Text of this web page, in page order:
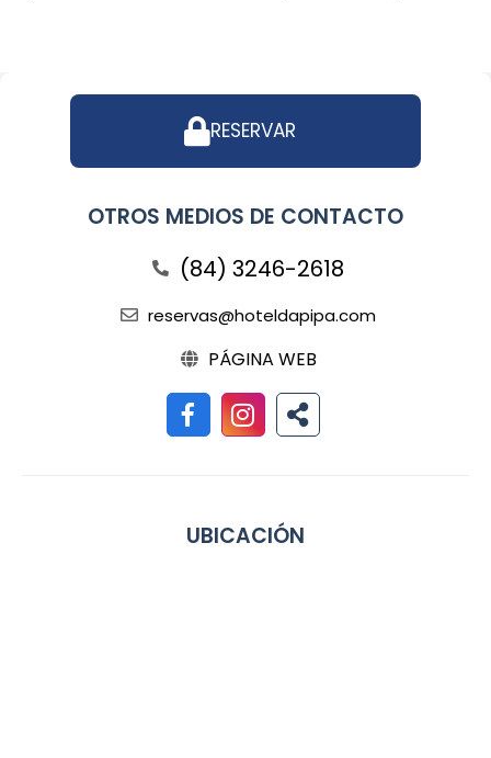
RESERVAR
OTROS MEDIOS DE CONTACTO
(84) 3246-2618
reservas@hoteldapipa.com
PÁGINA WEB
UBICACIÓN